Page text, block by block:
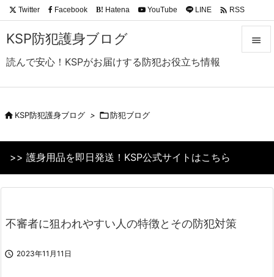
KSP防犯護身ブログ
読んで安心！KSPがお届けする防犯お役立ち情報

前へ
次へ
Twitter Facebook B! Hatena YouTube LINE  RSS
KSP防犯護身ブログ > 防犯ブログ
>> 護身用品を即日発送！KSP公式サイトはこちら
不審者に狙われやすい人の特徴とその防犯対策
 2023年11月11日